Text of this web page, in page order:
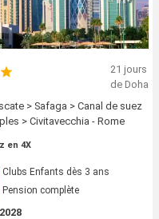
21 jours
de Doha
> Safaga > Canal de suez
> Civitavecchia - Rome
en 4X
Clubs Enfants dès 3 ans
Pension complète